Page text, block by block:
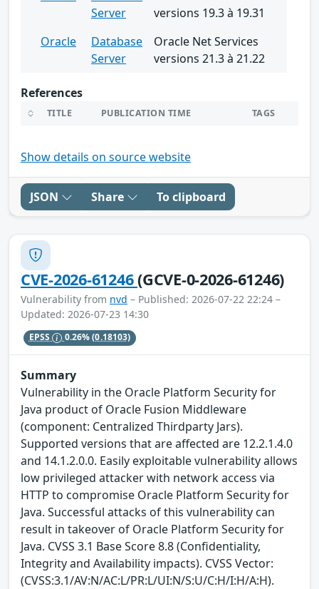
Server
versions 19.3 à 19.31
Oracle
Database
Server
Oracle Net Services
versions 21.3 à 21.22
References
TITLE PUBLICATION TIME TAGS
Show details on source website
JSON Share To clipboard
CVE-2026-61246(GCVE-0-2026-61246)
Vulnerability from nvd – Published: 2026-07-22 22:24 –
Updated: 2026-07-23 14:30
EPSS 0.26%(0.18103)
Summary
Vulnerability in the Oracle Platform Security for
Java product of Oracle Fusion Middleware
(component: Centralized Thirdparty Jars).
Supported versions that are affected are 12.2.1.4.0
and 14.1.2.0.0. Easily exploitable vulnerability allows
low privileged attacker with network access via
HTTP to compromise Oracle Platform Security for
Java. Successful attacks of this vulnerability can
result in takeover of Oracle Platform Security for
Java. CVSS 3.1 Base Score 8.8 (Confidentiality,
Integrity and Availability impacts). CVSS Vector:
(CVSS:3.1/AV:N/AC:L/PR:L/UI:N/S:U/C:H/I:H/A:H).